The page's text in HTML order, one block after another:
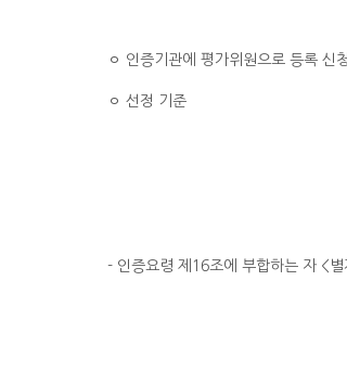
ㅇ 인증기관에 평가위원으로 등록 신
ㅇ 선정 기준
- 인증요령 제16조에 부합하는 자 <별